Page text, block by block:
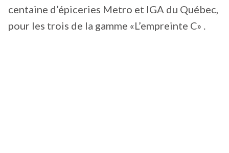
centaine d’épiceries Metro et IGA du Québec,
pour les trois de la gamme «L’empreinte C» .